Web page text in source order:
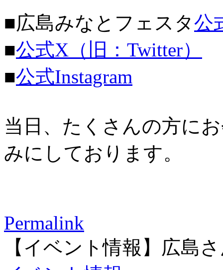
■広島みなとフェスタ公
■公式X（旧：Twitter）
■公式Instagram
当日、たくさんの方に
みにしております。
Permalink
【イベント情報】広島